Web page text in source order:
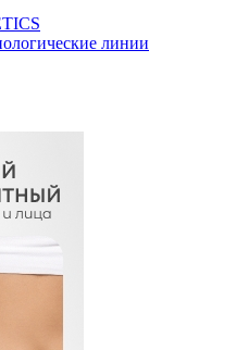
линии